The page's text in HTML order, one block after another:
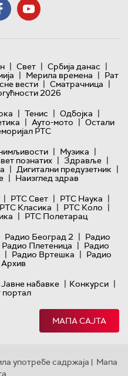
| Свет | Србија данас |
| Мерила времена | Рат
вести | Сматрачница |
2026
| Тенис | Одбојка |
| Ауто-мото | Остали
РТС
| Музика |
познатих | Здравље |
| Дигитални предузетник |
| Наизглед здрав
| РТС Свет | РТС Наука |
РТС Класика | РТС Коло |
| РТС Полетарац
Радио Београд 2 | Радио
Радио Плетеница | Радио
| Радио Вртешка | Радио
Архив
Јавне набавке | Конкурси |
портал
МАПА САЈТА
употребе садржаја | Мапа